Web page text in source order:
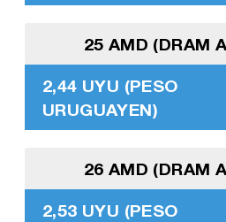
25 AMD (DRAM
2,44 UYU (PESO
URUGUAYEN)
26 AMD (DRAM
2,53 UYU (PESO